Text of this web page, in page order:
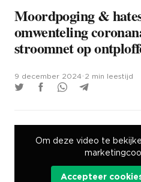
Moordpoging &
omwenteling
stroomnet op
9 december 2024 2 min leestijd
Om deze video te
Accepteer